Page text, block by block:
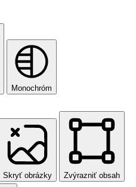
Monochróm
Skryť obrázky Zvýrazniť obsah